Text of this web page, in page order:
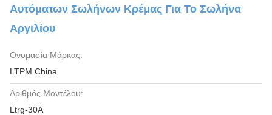
Αυτόματων Σωλήνων Κρέμας Για Το Σωλήνα
Αργιλίου
Ονομασία Μάρκας:
LTPM China
Αριθμός Μοντέλου:
Ltrg-30A